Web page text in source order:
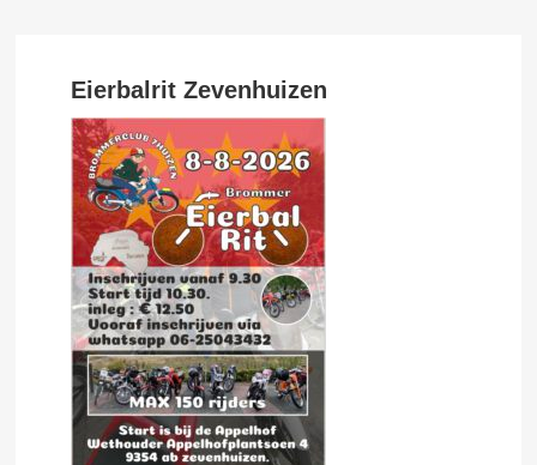
Eierbalrit Zevenhuizen